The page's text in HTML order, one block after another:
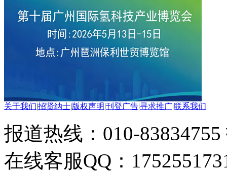
关于我们|招贤纳士|版权声明|刊登广告|寻求推广|联系我们
报道热线：010-83834755
在线客服QQ：